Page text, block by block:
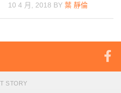
10 4 月, 2018 BY 葉 靜倫
STORY